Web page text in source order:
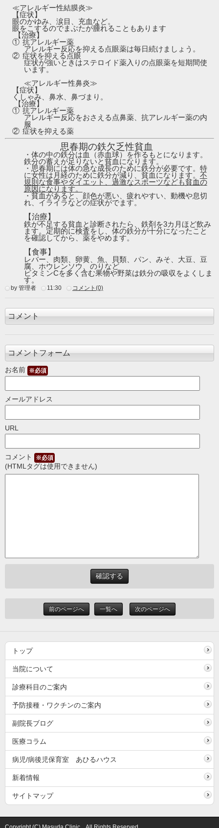
≪アレルギー性結膜炎≫
【症状】
眼のかゆみ、涙目、充血など。
眼をこするのでまぶたが腫れることもあります
【治療】
① 抗アレルギー薬
アレルギー反応を抑える点眼薬は毎日続けましょう。
② 症状を抑える点眼
症状が強いときはステロイド薬入りの点眼薬を短期間使
います。
≪アレルギー性鼻炎≫
【症状】
くしゃみ、鼻水、鼻づまり。
【治療】
① 抗アレルギー薬
アレルギー反応をおさえる点鼻薬、抗アレルギー薬の内
服
② 症状を抑える薬
思春期の鉄欠乏性貧血
・体の中の鉄分は血（赤血球）を作るもとになります。
鉄分の蓄えが足りないと貧血になります。
・思春期には体の急な成長のために鉄分が必要です。特
に女性は月経のために鉄分が減り、貧血になります。 不
規則な食事やダイエット、過激なスポーツなども貧血の
原因になります。
・貧血があると、顔色が悪い、疲れやすい、動機や息切
れ、イライラなどの症状がでます。
【治療】
鉄が不足する貧血と診断されたら、鉄剤を3カ月ほど飲み
ます。定期的に検査をし、体の鉄分が十分になったこと
を確認してから、薬をやめます。
【食事】
レバー、肉類、卵黄、魚、貝類、パン、みそ、大豆、豆
腐、ホウレンソウ、のりなど
ビタミンCを多く含む果物や野菜は鉄分の吸収をよくしま
す。
by 管理者 11:30 コメント(0)
コメント
コメントフォーム
お名前 ※必須
メールアドレス
URL
コメント ※必須
(HTMLタグは使用できません)
前のページへ 一覧へ 次のページへ
トップ
当院について
診療科目のご案内
予防接種・ワクチンのご案内
副院長ブログ
医療コラム
病児/病後児保育室 あひるハウス
新着情報
サイトマップ